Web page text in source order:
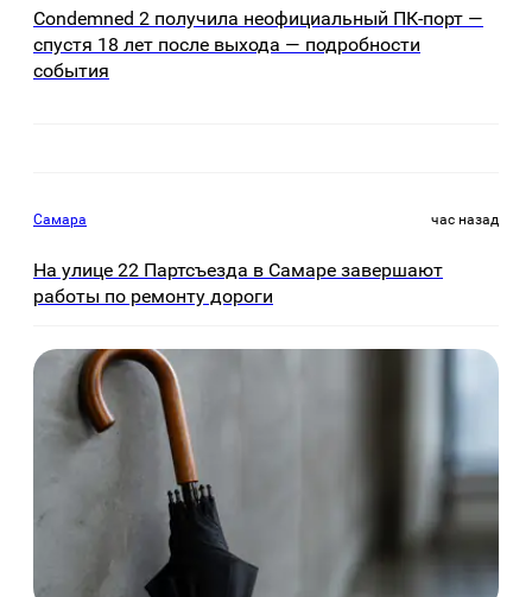
Condemned 2 получила неофициальный ПК-порт —
спустя 18 лет после выхода — подробности
события
Самара час назад
На улице 22 Партсъезда в Самаре завершают
работы по ремонту дороги